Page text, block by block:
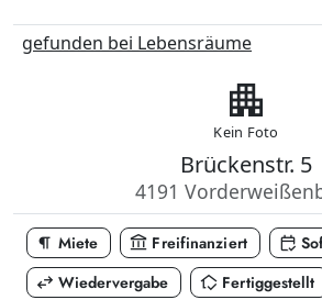
gefunden bei Lebensräume
apartment
Kein Foto
Brückenstr. 5
4191
format_paragraph Miete account_balance Freifinanziert calendar_check
swap_horiz Wiedervergabe in_home_mode Fertiggestellt